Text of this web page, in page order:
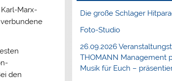
Marx-
den
Die große Schlager
Foto-Studio
26.09.2026
THOMANN Management
Musik für Euch –